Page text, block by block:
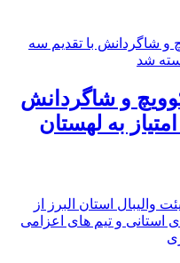
و شاگردانش
به لهستان